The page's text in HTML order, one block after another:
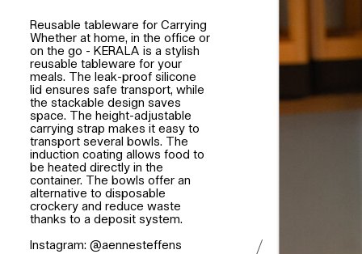
Reusable tableware for Carrying
Whether at home, in the office or
on the go - KERALA is a stylish
reusable tableware for your
meals. The leak-proof silicone
lid ensures safe transport, while
the stackable design saves
space. The height-adjustable
carrying strap makes it easy to
transport several bowls. The
induction coating allows food to
be heated directly in the
container. The bowls offer an
alternative to disposable
crockery and reduce waste
thanks to a deposit system.
Instagram:@aennesteffens